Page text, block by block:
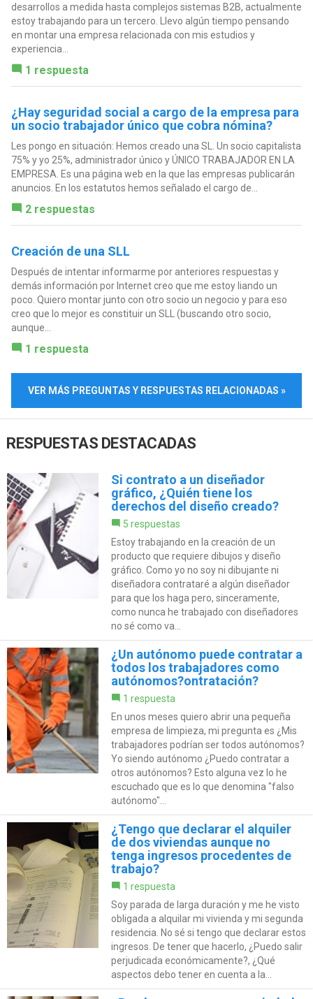
desarrollos a medida hasta complejos sistemas B2B, actualmente
estoy trabajando para un tercero. Llevo algún tiempo pensando
en montar una empresa relacionada con mis estudios y
experiencia...
1 respuesta
¿Hay seguridad social a cargo de la empresa para
un socio trabajador único que cobra nómina?
Les pongo en situación: Hemos creado una SL. Un socio capitalista
75% y yo 25%, administrador único y ÚNICO TRABAJADOR EN LA
EMPRESA. Es una página web en la que las empresas publicarán
anuncios. En los estatutos hemos señalado el cargo de...
2 respuestas
Creación de una SLL
Después de intentar informarme por anteriores respuestas y
demás información por Internet creo que me estoy liando un
poco. Quiero montar junto con otro socio un negocio y para eso
creo que lo mejor es constituir un SLL (buscando otro socio,
aunque...
1 respuesta
VER MÁS PREGUNTAS Y RESPUESTAS RELACIONADAS »
RESPUESTAS DESTACADAS
Si contrato a un diseñador
gráfico, ¿Quién tiene los
derechos del diseño creado?
5 respuestas
Estoy trabajando en la creación de un
producto que requiere dibujos y diseño
gráfico. Como yo no soy ni dibujante ni
diseñadora contrataré a algún diseñador
para que los haga pero, sinceramente,
como nunca he trabajado con diseñadores
no sé como va...
¿Un autónomo puede contratar a
todos los trabajadores como
autónomos?ontratación?
1 respuesta
En unos meses quiero abrir una pequeña
empresa de limpieza, mi pregunta es ¿Mis
trabajadores podrían ser todos autónomos?
Yo siendo autónomo ¿Puedo contratar a
otros autónomos? Esto alguna vez lo he
escuchado que es lo que denomina "falso
autónomo"...
¿Tengo que declarar el alquiler
de dos viviendas aunque no
tenga ingresos procedentes de
trabajo?
1 respuesta
Soy parada de larga duración y me he visto
obligada a alquilar mi vivienda y mi segunda
residencia. No sé si tengo que declarar estos
ingresos. De tener que hacerlo, ¿Puedo salir
perjudicada económicamente?, ¿Qué
aspectos debo tener en cuenta a la...